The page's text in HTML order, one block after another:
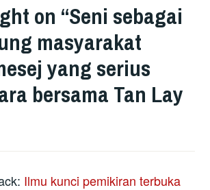
on “Seni sebagai
masyarakat
yang serius
bersama Tan Lay
Ilmu kunci pemikiran terbuka